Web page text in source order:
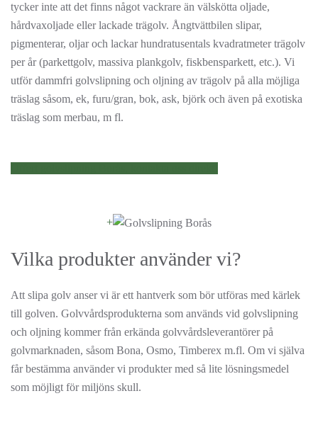
tycker inte att det finns något vackrare än välskötta oljade,
hårdvaxoljade eller lackade trägolv. Ångtvättbilen slipar,
pigmenterar, oljar och lackar hundratusentals kvadratmeter trägolv
per år (parkettgolv, massiva plankgolv, fiskbensparkett, etc.). Vi
utför dammfri golvslipning och oljning av trägolv på alla möjliga
träslag såsom, ek, furu/gran, bok, ask, björk och även på exotiska
träslag som merbau, m fl.
+
Vilka produkter använder vi?
Att slipa golv anser vi är ett hantverk som bör utföras med kärlek
till golven. Golvvårdsprodukterna som används vid golvslipning
och oljning kommer från erkända golvvårdsleverantörer på
golvmarknaden, såsom Bona, Osmo, Timberex m.fl. Om vi själva
får bestämma använder vi produkter med så lite lösningsmedel
som möjligt för miljöns skull.